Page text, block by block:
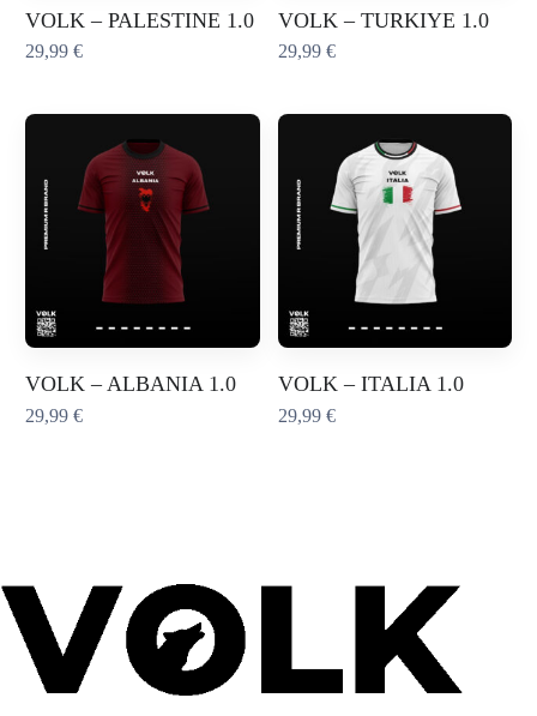
VOLK – PALESTINE 1.0
29,99€
VOLK – TURKIYE 1.0
29,99 €
VOLK – ALBANIA 1.0
29,99€
VOLK – ITALIA 1.0
29,99 €